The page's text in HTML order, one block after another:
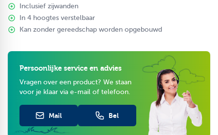
Inclusief zijwanden
In 4 hoogtes verstelbaar
Kan zonder gereedschap worden opgebouwd
Persoonlijke service en advies
Vragen over een product? We staan
voor je klaar via e-mail of telefoon.
Mail Bel